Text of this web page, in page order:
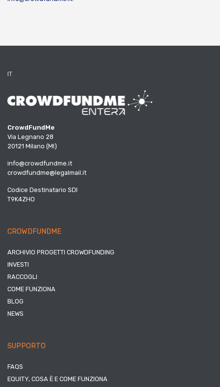
IT
CrowdFundMe
Via Legnano 28
20121 Milano (MI)
info@crowdfundme.it
crowdfundme@legalmail.it
Codice Destinatario SDI
T9K4ZHO
CROWDFUNDME
ARCHIVIO PROGETTI CROWDFUNDING
INVESTI
RACCOGLI
COME FUNZIONA
BLOG
NEWS
SUPPORTO
FAQS
EQUITY, COSA È E COME FUNZIONA